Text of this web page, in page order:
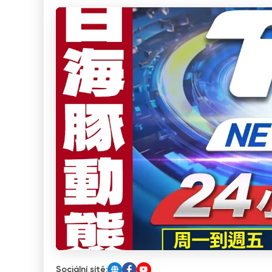
Sociální sítě: